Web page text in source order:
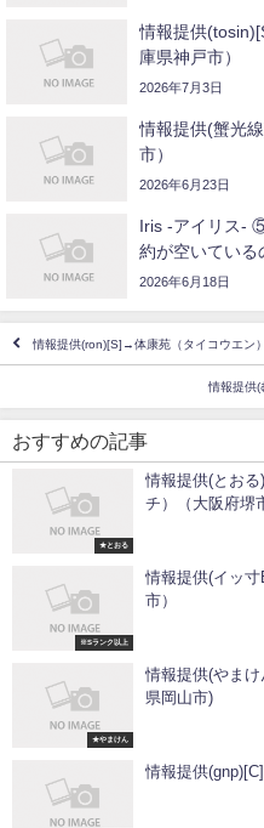
情報提供
庫県神戸市）
2026年7月3日
情報提供(蟹光
市）
2026年6月23日
Iris -アイリス-
約が空いている
2026年6月18日
情報提供(ron)[S]→体康苑（タイコウエン
情報提供
おすすめの記事
★とおる
情報提供(とお
チ）（大阪府堺
※Sランク以上
情報提供(イッ
市）
★やまけん
情報提供(やま
県岡山市)
情報提供